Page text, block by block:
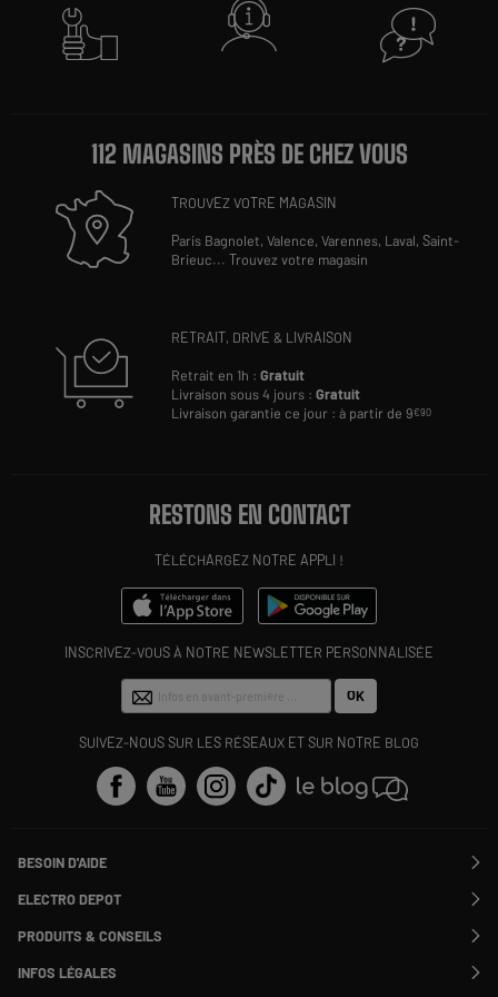
112 MAGASINS PRÈS DE CHEZ VOUS
TROUVEZ VOTRE MAGASIN
Paris Bagnolet,Valence,Varennes, Laval,Saint-
Brieuc...Trouvez votre magasin
RETRAIT, DRIVE & LIVRAISON
Retrait en 1h :Gratuit
Livraison sous 4 jours :Gratuit
Livraison garantie ce jour : à partir de 9€90
RESTONS EN CONTACT
TÉLÉCHARGEZ NOTRE APPLI !
INSCRIVEZ-VOUS À NOTRE NEWSLETTER PERSONNALISÉE
OK
SUIVEZ-NOUS SUR LES RÉSEAUX ET SUR NOTRE BLOG
BESOIN D'AIDE
Suivre ma commande
Modifier ou annuler ma commande
SAV
Payer en plusieurs fois
ELECTRO DEPOT
Rejoignez-nous !
PRODUITS & CONSEILS
Nos marques
Les avis du site
INFOS LÉGALES